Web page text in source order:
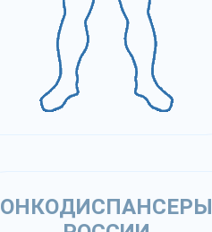
ОНКОДИСПАНСЕРЫ